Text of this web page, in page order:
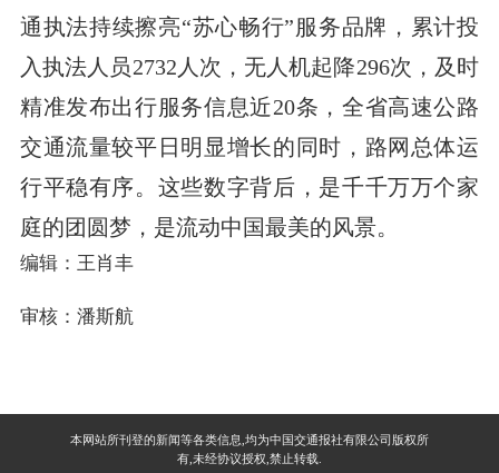
通执法持续擦亮“苏心畅行”服务品牌，累计投
入执法人员2732人次，无人机起降296次，及时
精准发布出行服务信息近20条，全省高速公路
交通流量较平日明显增长的同时，路网总体运
行平稳有序。这些数字背后，是千千万万个家
庭的团圆梦，是流动中国最美的风景。
编辑：王肖丰
审核：潘斯航
本网站所刊登的新闻等各类信息,均为中国交通报社有限公司版权所
有,未经协议授权,禁止转载.